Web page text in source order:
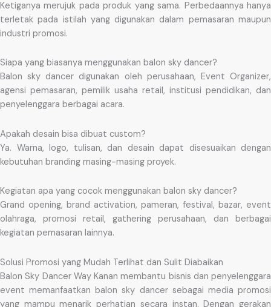
Ketiganya merujuk pada produk yang sama. Perbedaannya hanya
terletak pada istilah yang digunakan dalam pemasaran maupun
industri promosi.
Siapa yang biasanya menggunakan balon sky dancer?
Balon sky dancer digunakan oleh perusahaan, Event Organizer,
agensi pemasaran, pemilik usaha retail, institusi pendidikan, dan
penyelenggara berbagai acara.
Apakah desain bisa dibuat custom?
Ya. Warna, logo, tulisan, dan desain dapat disesuaikan dengan
kebutuhan branding masing-masing proyek.
Kegiatan apa yang cocok menggunakan balon sky dancer?
Grand opening, brand activation, pameran, festival, bazar, event
olahraga, promosi retail, gathering perusahaan, dan berbagai
kegiatan pemasaran lainnya.
Solusi Promosi yang Mudah Terlihat dan Sulit Diabaikan
Balon Sky Dancer Way Kanan membantu bisnis dan penyelenggara
event memanfaatkan balon sky dancer sebagai media promosi
yang mampu menarik perhatian secara instan. Dengan gerakan